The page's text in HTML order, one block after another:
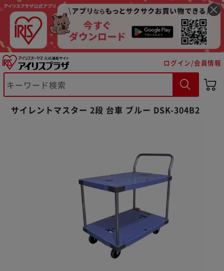
ログイン/会員情報
サイレントマスター 2段 台車 ブルー DSK-304B2
※ご確認ください
カートに入れる 購入手続きへ